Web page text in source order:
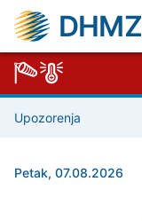
DHMZ
Upozorenja
Petak, 07.08.2026